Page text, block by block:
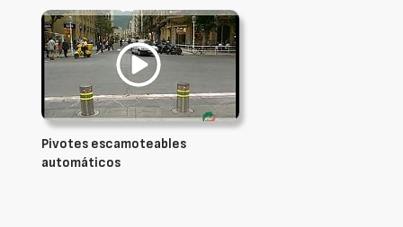
Pivotes escamoteables
automáticos